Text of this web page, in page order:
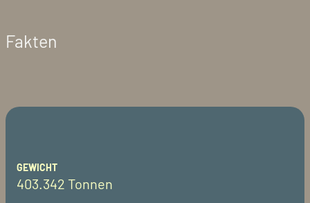
Fakten
GEWICHT
403.342 Tonnen